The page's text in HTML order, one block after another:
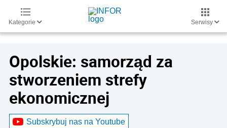
Kategorie Serwisy
Opolskie: samorząd za
stworzeniem strefy
ekonomicznej
Subskrybuj nas na Youtube